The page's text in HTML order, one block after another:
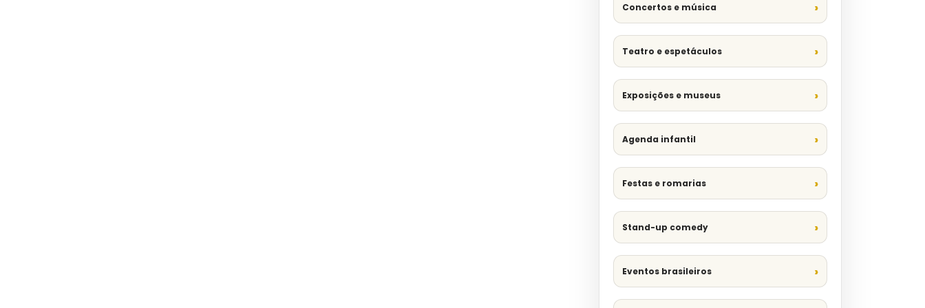
Concertos e música
Teatro e espetáculos
Exposições e museus
Agenda infantil
Festas e romarias
Stand-up comedy
Eventos brasileiros